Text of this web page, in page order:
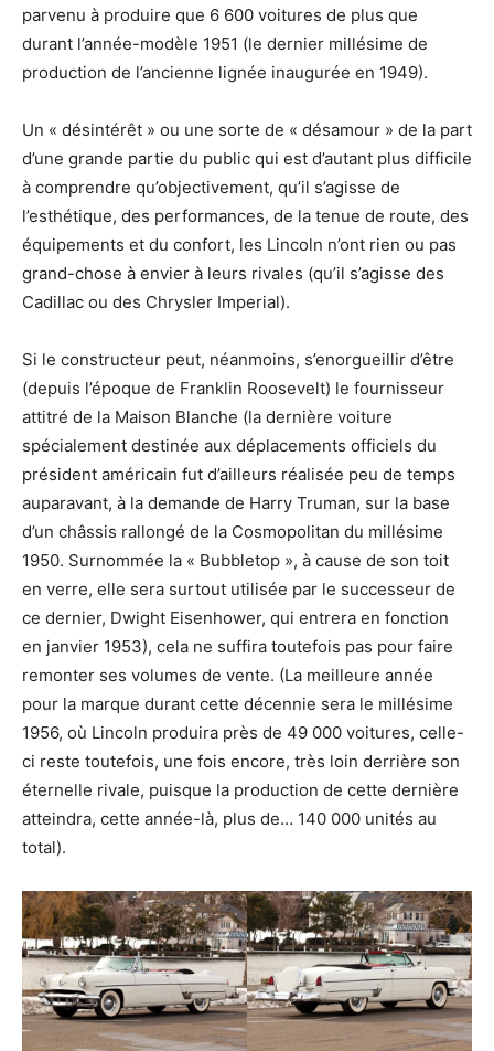
parvenu à produire que 6 600 voitures de plus que
durant l’année-modèle 1951 (le dernier millésime de
production de l’ancienne lignée inaugurée en 1949).
Un « désintérêt » ou une sorte de « désamour » de la part
d’une grande partie du public qui est d’autant plus difficile
à comprendre qu’objectivement, qu’il s’agisse de
l’esthétique, des performances, de la tenue de route, des
équipements et du confort, les Lincoln n’ont rien ou pas
grand-chose à envier à leurs rivales (qu’il s’agisse des
Cadillac ou des Chrysler Imperial).
Si le constructeur peut, néanmoins, s’enorgueillir d’être
(depuis l’époque de Franklin Roosevelt) le fournisseur
attitré de la Maison Blanche (la dernière voiture
spécialement destinée aux déplacements officiels du
président américain fut d’ailleurs réalisée peu de temps
auparavant, à la demande de Harry Truman, sur la base
d’un châssis rallongé de la Cosmopolitan du millésime
1950. Surnommée la « Bubbletop », à cause de son toit
en verre, elle sera surtout utilisée par le successeur de
ce dernier, Dwight Eisenhower, qui entrera en fonction
en janvier 1953), cela ne suffira toutefois pas pour faire
remonter ses volumes de vente. (La meilleure année
pour la marque durant cette décennie sera le millésime
1956, où Lincoln produira près de 49 000 voitures, celle-
ci reste toutefois, une fois encore, très loin derrière son
éternelle rivale, puisque la production de cette dernière
atteindra, cette année-là, plus de… 140 000 unités au
total).